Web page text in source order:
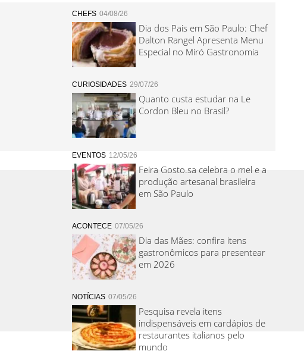
CHEFS 04/08/26
Dia dos Pais em São Paulo: Chef
Dalton Rangel Apresenta Menu
Especial no Miró Gastronomia
CURIOSIDADES 29/07/26
Quanto custa estudar na Le
Cordon Bleu no Brasil?
EVENTOS 12/05/26
Feira Gosto.sa celebra o mel e a
produção artesanal brasileira
em São Paulo
ACONTECE 07/05/26
Dia das Mães: confira itens
gastronômicos para presentear
em 2026
NOTÍCIAS 07/05/26
Pesquisa revela itens
indispensáveis em cardápios de
restaurantes italianos pelo
mundo